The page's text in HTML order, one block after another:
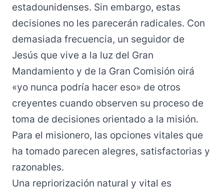
estadounidenses. Sin embargo, estas
decisiones no les parecerán radicales. Con
demasiada frecuencia, un seguidor de
Jesús que vive a la luz del Gran
Mandamiento y de la Gran Comisión oirá
«yo nunca podría hacer eso» de otros
creyentes cuando observen su proceso de
toma de decisiones orientado a la misión.
Para el misionero, las opciones vitales que
ha tomado parecen alegres, satisfactorias y
razonables.
Una repriorización natural y vital es